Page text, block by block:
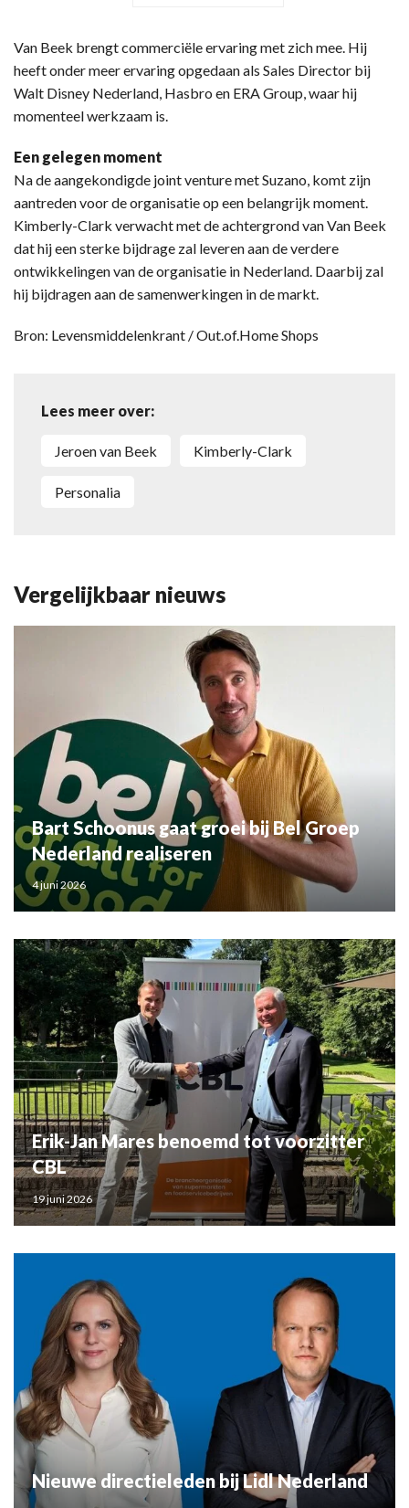
Van Beek brengt commerciële ervaring met zich mee. Hij
heeft onder meer ervaring opgedaan als Sales Director bij
Walt Disney Nederland, Hasbro en ERA Group, waar hij
momenteel werkzaam is.
Een gelegen moment
Na de aangekondigde joint venture met Suzano, komt zijn
aantreden voor de organisatie op een belangrijk moment.
Kimberly-Clark verwacht met de achtergrond van Van Beek
dat hij een sterke bijdrage zal leveren aan de verdere
ontwikkelingen van de organisatie in Nederland. Daarbij zal
hij bijdragen aan de samenwerkingen in de markt.
Bron: Levensmiddelenkrant / Out.of.Home Shops
Lees meer over:
Jeroen van Beek Kimberly-Clark
Personalia
Vergelijkbaar nieuws
Bart Schoonus gaat groei bij Bel Groep
Nederland realiseren
4 juni 2026
Erik-Jan Mares benoemd tot voorzitter
CBL
19 juni 2026
Nieuwe directieleden bij Lidl Nederland